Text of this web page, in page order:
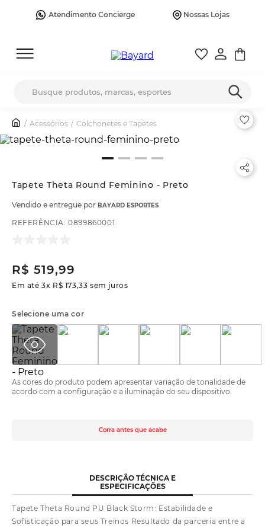
Atendimento Concierge Nossas Lojas
Acessórios Colchonetes e Tapetes
Tapete Theta Round Feminino - Preto
Vendido e entregue por BAYARD ESPORTES
REFERÊNCIA:0899860001
R$ 519,99
Em até3x R$ 173,33 sem juros
Selecione uma cor
As cores do produto podem apresentar variação de tonalidade de
acordo com a configuração e a iluminação do seu dispositivo.
Corra antes que acabe
DESCRIÇÃO TÉCNICA E
ESPECIFICAÇÕES
Tapete Theta Round PU Black Storm: Estabilidade e
Sofisticação para seus Treinos Resultado da parceria entre a